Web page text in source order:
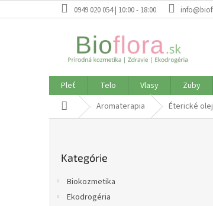
na
0949 020 054 | 10:00 - 18:00
Pleť Telo Vlasy Zuby
DomovAromaterapia Éterické
kategórie
Kategórie
Biokozmetika
Ekodrogéria